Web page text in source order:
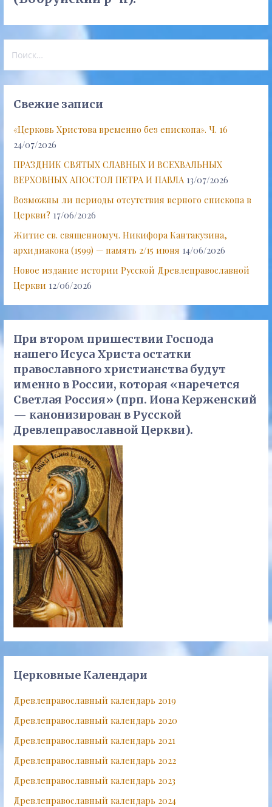
Свежие записи
«Церковь Христова временно без епископа». Ч. 16
24/07/2026
ПРАЗДНИК СВЯТЫХ СЛАВНЫХ И ВСЕХВАЛЬНЫХ
ВЕРХОВНЫХ АПОСТОЛ ПЕТРА И ПАВЛА 13/07/2026
Возможны ли периоды отсутствия верного епископа в
Церкви? 17/06/2026
Житие св. священномуч. Никифора Кантакузина,
архидиакона (1599) — память 2/15 июня 14/06/2026
Новое издание истории Русской Древлеправославной
Церкви 12/06/2026
При втором пришествии Господа
нашего Исуса Христа остатки
православного христианства будут
именно в России, которая «наречется
Светлая Россия» (прп. Иона Керженский
— канонизирован в Русской
Древлеправославной Церкви).
Церковные Календари
Древлеправославный календарь 2019
Древлеправославный календарь 2020
Древлеправославный календарь 2021
Древлеправославный календарь 2022
Древлеправославный календарь 2023
Древлеправославный календарь 2024